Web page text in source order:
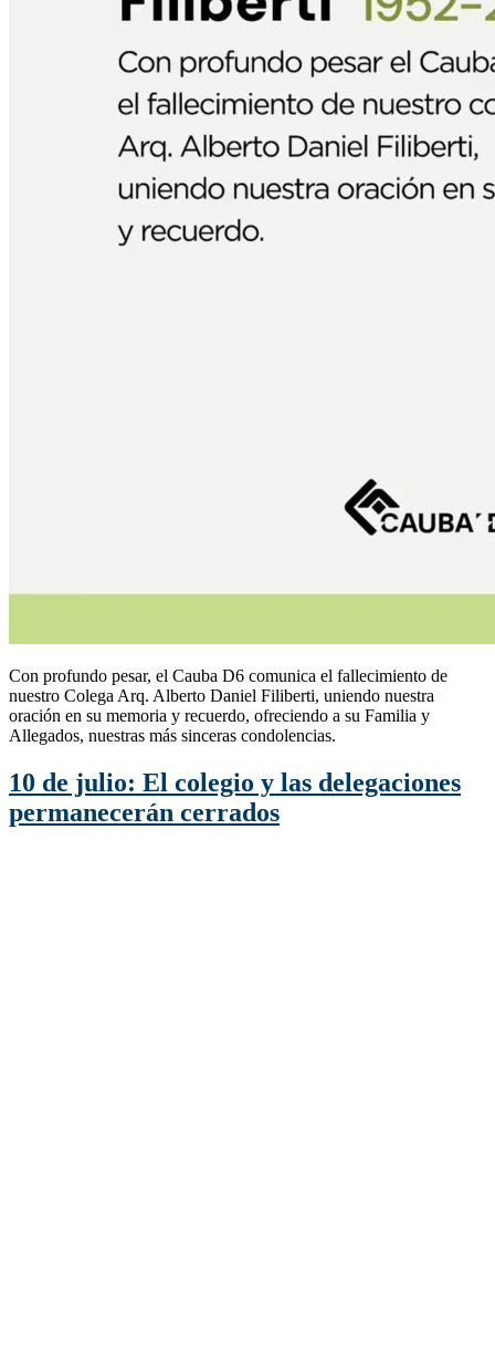
Con profundo pesar, el Cauba D6 comunica el fallecimiento de
nuestro Colega Arq. Alberto Daniel Filiberti, uniendo nuestra
oración en su memoria y recuerdo, ofreciendo a su Familia y
Allegados, nuestras más sinceras condolencias.
10 de julio: El colegio y las delegaciones
permanecerán cerrados